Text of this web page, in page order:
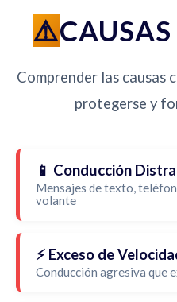
Comprender las causas
protegerse y
📱 Conducción
Mensajes de texto,
volante
⚡ Exceso de
Conducción agresiva que